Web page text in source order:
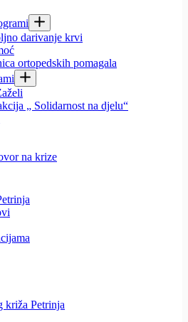
darivanje krvi
ortopedskih pomagala
„ Solidarnost na djelu“
na krize